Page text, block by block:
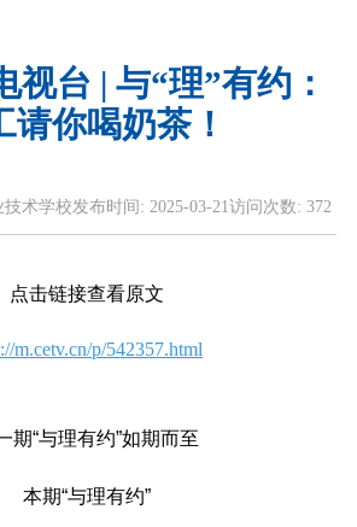
视台 | 与“理”有约：
请你喝奶茶！
术学校发布时间: 2025-03-21访问次数: 372
点击链接查看原文
m.cetv.cn/p/542357.html
期“与理有约”如期而至
本期“与理有约”